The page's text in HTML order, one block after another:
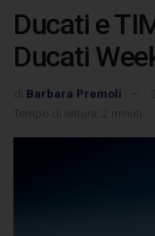
Ducati e
Ducati
Barbara Premoli